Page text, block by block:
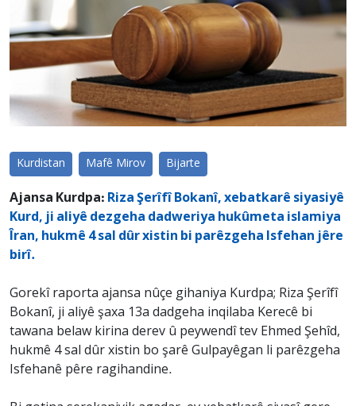
Kurdistan Mafê Mirov Bijarte
Ajansa Kurdpa: Riza Şerîfî Bokanî, xebatkarê siyasiyê
Kurd, ji aliyê dezgeha dadweriya hukûmeta islamiya
Îran, hukmê 4 sal dûr xistin bi parêzgeha Isfehan jêre
birî.
Gorekî raporta ajansa nûçe gihaniya Kurdpa; Riza Şerîfî
Bokanî, ji aliyê şaxa 13a dadgeha inqilaba Kerecê bi
tawana belaw kirina derev û peywendî tev Ehmed Şehîd,
hukmê 4 sal dûr xistin bo şarê Gulpayêgan li parêzgeha
Isfehanê pêre ragihandine.